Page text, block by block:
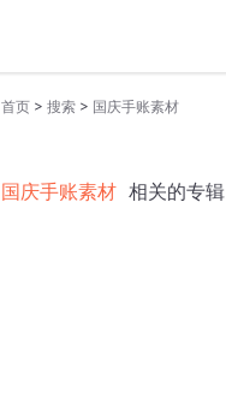
首页 > 搜索 > 国庆手账素材
国庆手账素材 相关的专辑